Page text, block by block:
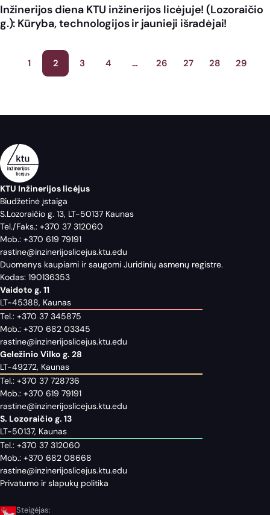
Inžinerijos diena KTU inžinerijos licėjuje! (Lozoraičio
g.): Kūryba, technologijos ir jaunieji išradėjai!
puslapiavimas
1 2 3 4 … 26 27 28 29
KTU Inžinerijos licėjus
Biudžetinė įstaiga
S.Lozoraičio g. 13, LT-50137 Kaunas
Tel./Faks.: +370 37 312060
Mob.: +370 619 79191
rastine@inzinerijoslicejus.ktu.edu
Duomenys kaupiami ir saugomi Juridinių asmenų registre.
Kodas: 190136353
Vaidoto g. 11
LT-45388, Kaunas
Tel.: +370 37 345875
Mob.: +370 682 03345
rastine@inzinerijoslicejus.ktu.edu
Geležinio Vilko g. 28
LT-49272, Kaunas
Tel.: +370 37 728736
Mob.: +370 619 79191
rastine@inzinerijoslicejus.ktu.edu
S. Lozoraičio g. 13
LT-50137, Kaunas
Tel.: +370 37 312060
Mob.: +370 682 08668
rastine@inzinerijoslicejus.ktu.edu
Privatumo ir slapukų politika
Steigėjas: